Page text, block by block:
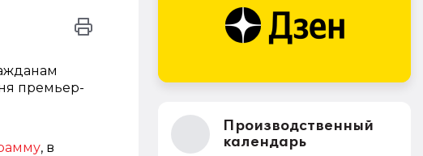
премьер-
, в
Производственный
календарь